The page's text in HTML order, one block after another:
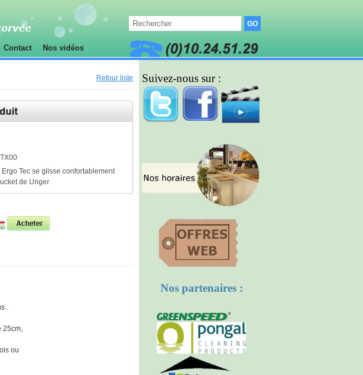
Contact Nos vidéos
Retour liste
Tec se glisse confortablement
de Unger
.
25cm,
ou
Suivez-nous sur :
Nos partenaires :